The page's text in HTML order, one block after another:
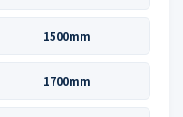
1500mm
1700mm